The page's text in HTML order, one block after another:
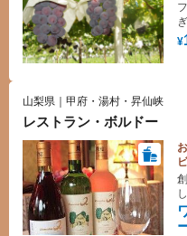
¥
山梨県｜甲府・湯村・昇仙峡
レストラン・ボルドー